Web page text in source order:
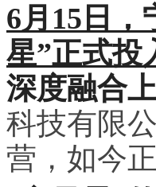
6月15日
星”正式投
深度融合
科技有限
营，如今